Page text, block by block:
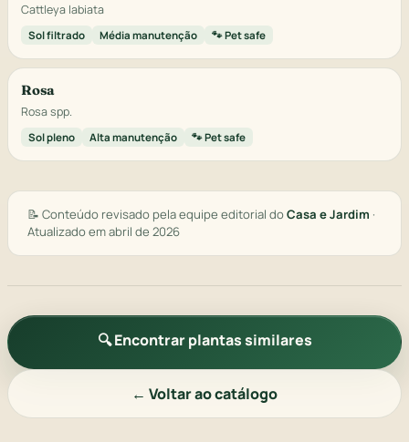
Cattleya labiata
Sol filtrado Média manutenção 🐾 Pet safe
Rosa
Rosa spp.
Sol pleno Alta manutenção 🐾 Pet safe
📝 Conteúdo revisado pela equipe editorial doCasa e Jardim ·
Atualizado em abril de 2026
🔍 Encontrar plantas similares
← Voltar ao catálogo